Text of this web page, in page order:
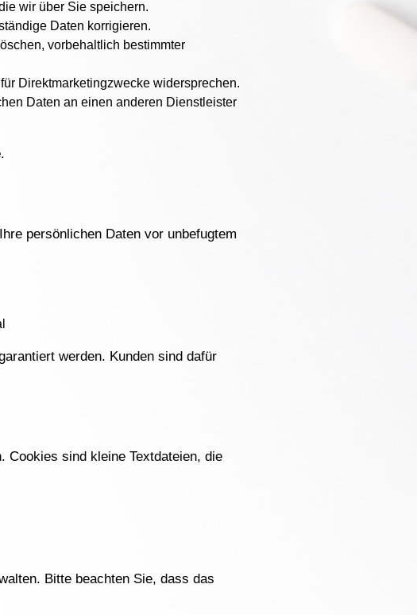
wir über Sie speichern.
Daten korrigieren.
vorbehaltlich bestimmter
Direktmarketingzwecke widersprechen.
Daten an einen anderen Dienstleister
.
persönlichen Daten vor unbefugtem
werden. Kunden sind dafür
Cookies sind kleine Textdateien, die
Bitte beachten Sie, dass das